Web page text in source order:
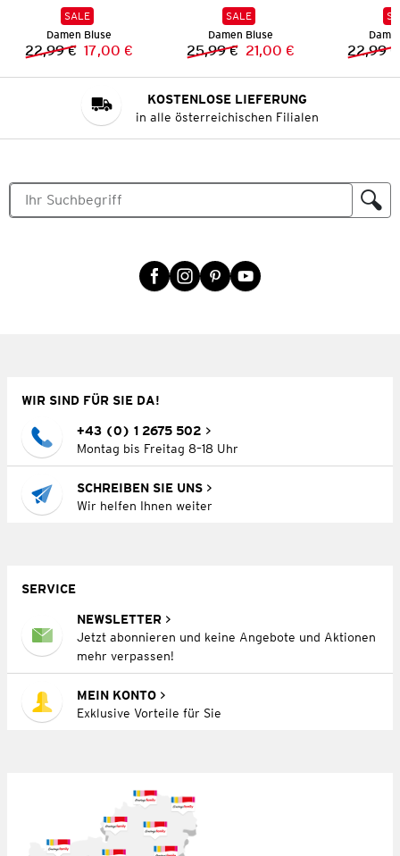
SALE
Damen Bluse
Vorheriger Preis:
22,99 € Neuer Preis:
17,00 €
SALE
Damen Bluse
Vorheriger Preis:
25,99 € Neuer Preis:
21,00 € 22,99 €
KOSTENLOSE LIEFERUNG
in alle österreichischen Filialen
WIR SIND FÜR SIE DA!
+43 (0) 1 2675 502
Montag bis Freitag 8–18 Uhr
SCHREIBEN SIE UNS
Wir helfen Ihnen weiter
SERVICE
NEWSLETTER
Jetzt abonnieren und keine Angebote und Aktionen
mehr verpassen!
MEIN KONTO
Exklusive Vorteile für Sie